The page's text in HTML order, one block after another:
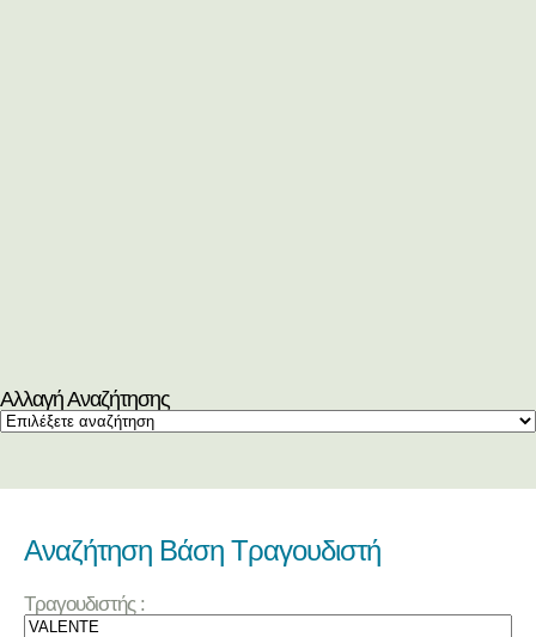
Αλλαγή Αναζήτησης
Αναζήτηση Βάση Τραγουδιστή
Τραγουδιστής :